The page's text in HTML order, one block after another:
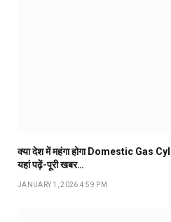
क्या देश में महंगा होगा Domestic Gas
यहां पढ़ें-पूरी खबर…
JANUARY 1, 2026 4:59 PM